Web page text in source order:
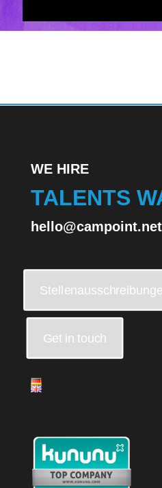
WE HIRE
TALENTS
hello@campoint.net
Get in touch